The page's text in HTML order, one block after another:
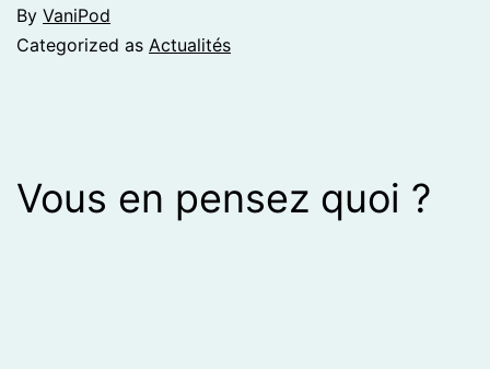
By VaniPod
Categorized as Actualités
Vous en pensez quoi ?